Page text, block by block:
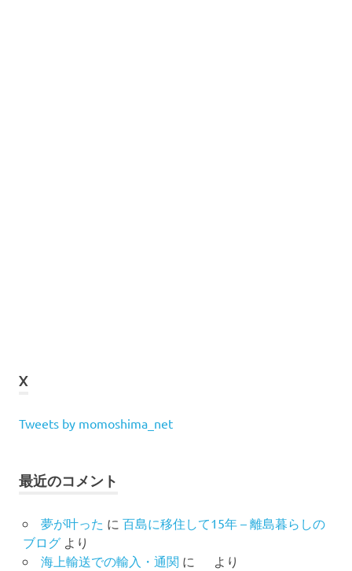
X
Tweets by momoshima_net
最近のコメント
夢が叶った に 百島に移住して15年 – 離島暮らしの
ブログより
海上輸送での輸入・通関 に より